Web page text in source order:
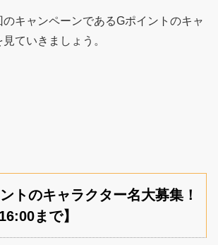
キャンペーンであるGポイントのキャ
ていきましょう。
トのキャラクター名大募集！
まで】